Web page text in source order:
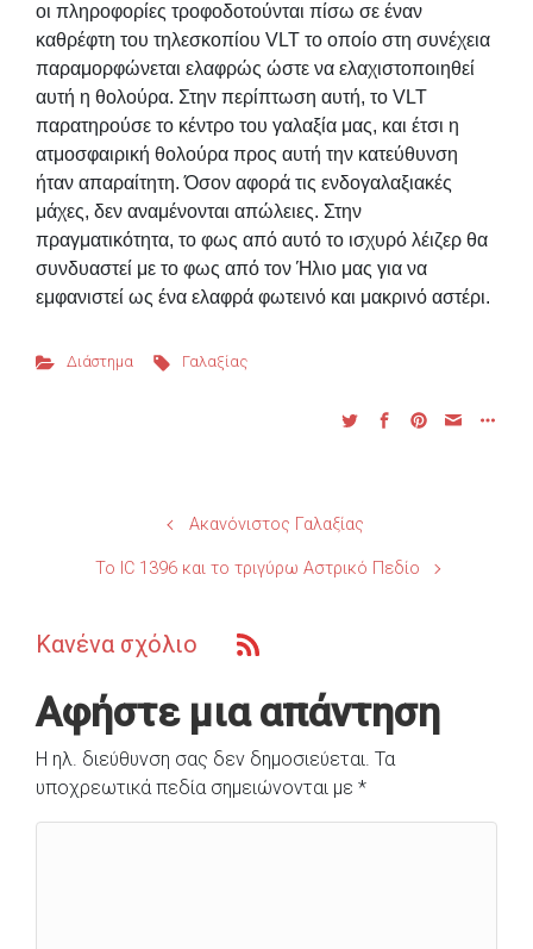
οι πληροφορίες τροφοδοτούνται πίσω σε έναν
καθρέφτη του τηλεσκοπίου VLT το οποίο στη συνέχεια
παραμορφώνεται ελαφρώς ώστε να ελαχιστοποιηθεί
αυτή η θολούρα. Στην περίπτωση αυτή, το VLT
παρατηρούσε το κέντρο του γαλαξία μας, και έτσι η
ατμοσφαιρική θολούρα προς αυτή την κατεύθυνση
ήταν απαραίτητη. Όσον αφορά τις ενδογαλαξιακές
μάχες, δεν αναμένονται απώλειες. Στην
πραγματικότητα, το φως από αυτό το ισχυρό λέιζερ θα
συνδυαστεί με το φως από τον Ήλιο μας για να
εμφανιστεί ως ένα ελαφρά φωτεινό και μακρινό αστέρι.
Διάστημα Γαλαξίας
Ακανόνιστος Γαλαξίας
Το IC 1396 και το τριγύρω Αστρικό Πεδίο
Κανένα σχόλιο
Αφήστε μια απάντηση
Η ηλ. διεύθυνση σας δεν δημοσιεύεται. Τα
υποχρεωτικά πεδία σημειώνονται με *